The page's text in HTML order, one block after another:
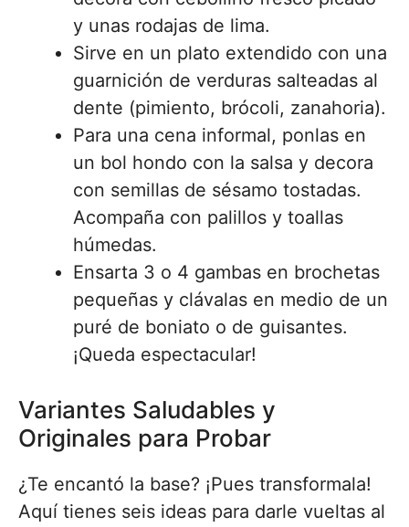
y unas rodajas de lima.
Sirve en un plato extendido con una
guarnición de verduras salteadas al
dente (pimiento, brócoli, zanahoria).
Para una cena informal, ponlas en
un bol hondo con la salsa y decora
con semillas de sésamo tostadas.
Acompaña con palillos y toallas
húmedas.
Ensarta 3 o 4 gambas en brochetas
pequeñas y clávalas en medio de un
puré de boniato o de guisantes.
¡Queda espectacular!
Variantes Saludables y
Originales para Probar
¿Te encantó la base? ¡Pues transformala!
Aquí tienes seis ideas para darle vueltas al